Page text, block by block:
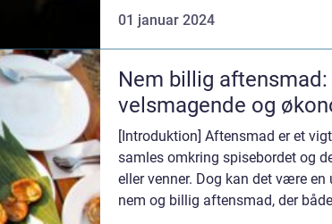
01 januar 2024
Nem billig aftensmad:
velsmagende og
[Introduktion] Aftensmad er et
samles omkring spisebordet og
eller venner. Dog kan det være
nem og billig aftensmad, der